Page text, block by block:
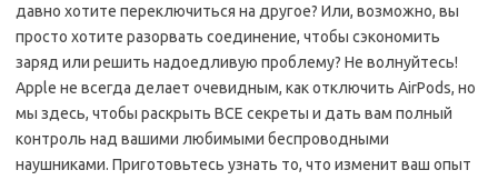
давно хотите переключиться на другое? Или, возможно, вы
просто хотите разорвать соединение, чтобы сэкономить
заряд или решить надоедливую проблему? Не волнуйтесь!
Apple не всегда делает очевидным, как отключить AirPods, но
мы здесь, чтобы раскрыть ВСЕ секреты и дать вам полный
контроль над вашими любимыми беспроводными
наушниками. Приготовьтесь узнать то, что изменит ваш опыт